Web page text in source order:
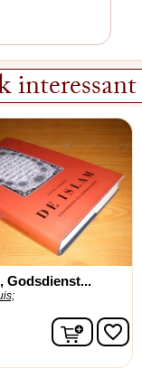
interessant
Godsdienst...
Infavorite_border